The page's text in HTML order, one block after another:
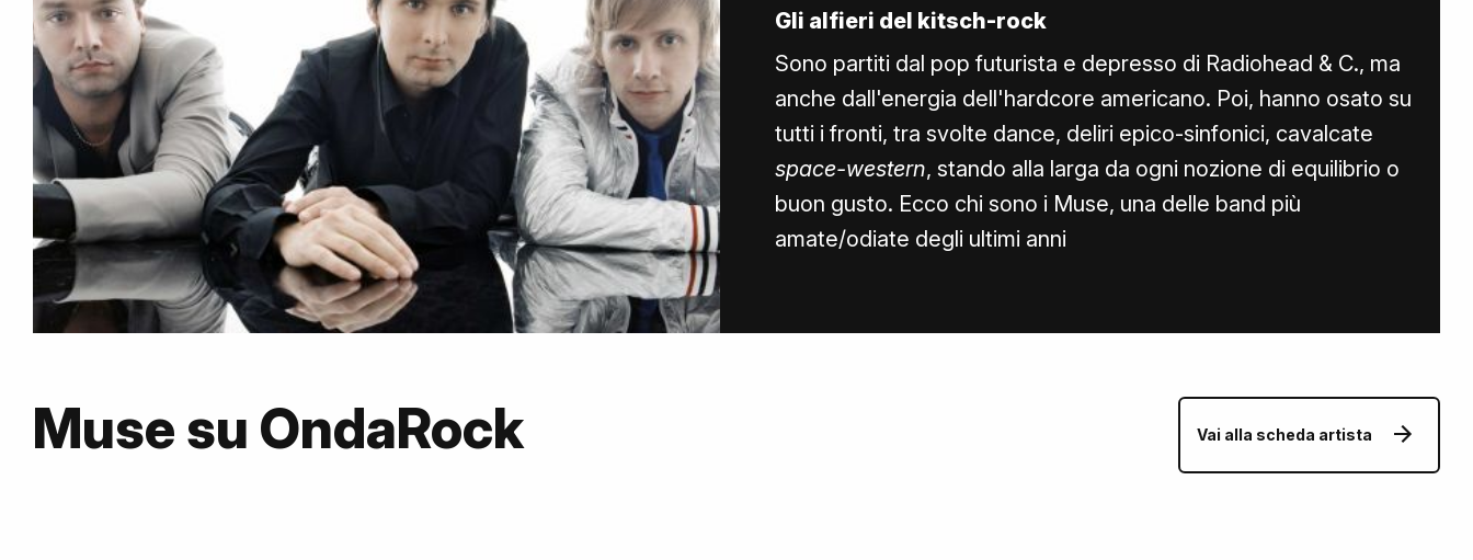
Gli alfieri del kitsch-rock
Sono partiti dal pop futurista e depresso di Radiohead & C., ma
anche dall'energia dell'hardcore americano. Poi, hanno osato su
tutti i fronti, tra svolte dance, deliri epico-sinfonici, cavalcate
space-western, stando alla larga da ogni nozione di equilibrio o
buon gusto. Ecco chi sono i Muse, una delle band più
amate/odiate degli ultimi anni
Muse su OndaRock Vai alla scheda artista